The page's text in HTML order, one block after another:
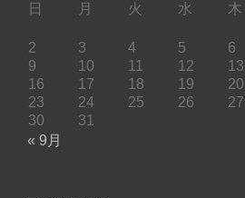
日
月 火 水 木
2
3 4 5 6
9
10 11 12 13
16
17 18 19 20
23
24 25 26 27
30
31
« 9月